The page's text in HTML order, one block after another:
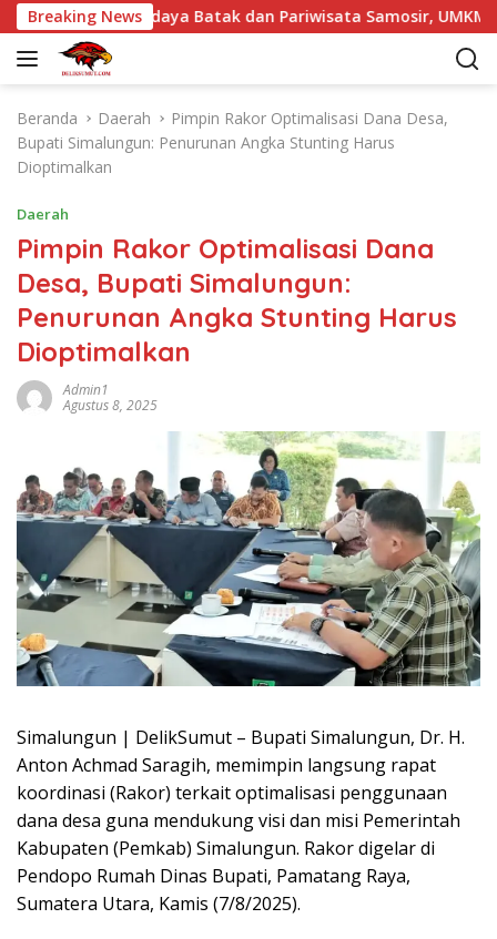
a
Breaking News
Angkat Budaya Batak dan Pariwisata Samosir, UMKM Siap
Beranda Daerah
Pimpin Rakor Optimalisasi Dana Desa,
Bupati Simalungun: Penurunan Angka Stunting Harus
Dioptimalkan
Daerah
Pimpin Rakor Optimalisasi Dana
Desa, Bupati Simalungun:
Penurunan Angka Stunting Harus
Dioptimalkan
Admin1
Agustus 8, 2025
Simalungun | DelikSumut – Bupati Simalungun, Dr. H.
Anton Achmad Saragih, memimpin langsung rapat
koordinasi (Rakor) terkait optimalisasi penggunaan
dana desa guna mendukung visi dan misi Pemerintah
Kabupaten (Pemkab) Simalungun. Rakor digelar di
Pendopo Rumah Dinas Bupati, Pamatang Raya,
Sumatera Utara, Kamis (7/8/2025).